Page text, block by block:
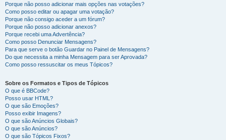
Porque não posso adicionar mais opções nas votações?
Como posso editar ou apagar uma votação?
Porque não consigo aceder a um fórum?
Porque não posso adicionar anexos?
Porque recebi uma Advertência?
Como posso Denunciar Mensagens?
Para que serve o botão Guardar no Painel de Mensagens?
Do que necessita a minha Mensagem para ser Aprovada?
Como posso ressuscitar os meus Tópicos?
Sobre os Formatos e Tipos de Tópicos
O que é BBCode?
Posso usar HTML?
O que são Emoções?
Posso exibir Imagens?
O que são Anúncios Globais?
O que são Anúncios?
O que são Tópicos Fixos?